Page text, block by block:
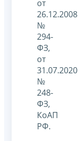
от
26.12.2008
№
294-
ФЗ,
от
31.07.2020
№
248-
ФЗ,
КоАП
РФ.